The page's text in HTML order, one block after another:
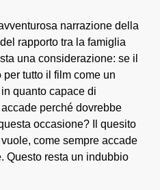
narrazione della
rapporto tra la famiglia
una considerazione: se il
tutto il film come un
quanto capace di
perché dovrebbe
occasione? Il quesito
come sempre accade
Questo resta un indubbio